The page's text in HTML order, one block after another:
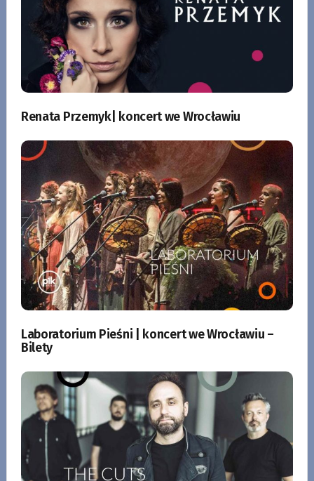
Renata Przemyk| koncert we Wrocławiu
Laboratorium Pieśni | koncert we Wrocławiu –
Bilety